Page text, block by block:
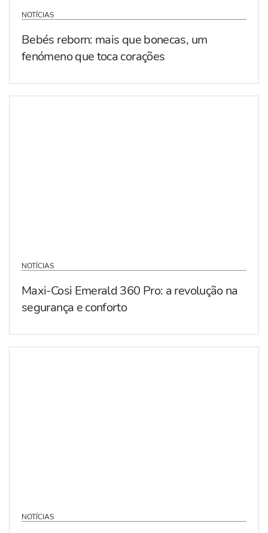
NOTÍCIAS
Bebés reborn: mais que bonecas, um
fenómeno que toca corações
NOTÍCIAS
Maxi-Cosi Emerald 360 Pro: a revolução na
segurança e conforto
NOTÍCIAS